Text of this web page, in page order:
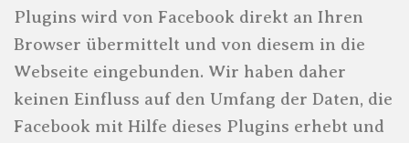
Plugins wird von Facebook direkt an Ihren
Browser übermittelt und von diesem in die
Webseite eingebunden. Wir haben daher
keinen Einfluss auf den Umfang der Daten, die
Facebook mit Hilfe dieses Plugins erhebt und